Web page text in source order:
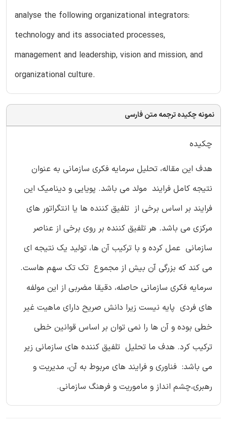
analyse the following organizational integrators:
technology and its associated processes,
management and leadership, vision and mission, and
organizational culture.
نمونه چکیده ترجمه متن فارسی
چکیده
هدف این مقاله، تحلیل سرمایه فکری سازمانی به عنوان
نتیجه کامل فرایند مولد می باشد. پویایی و دینامیک این
فرایند بر اساس برخی از تلفیق کننده ها یا انتگراتور های
مرکزی می باشد. هر تلفیق کننده بر روی برخی از عناصر
سازمانی عمل کرده و با ترکیب آن ها، تولید یک نتیجه ای
می کند که بزرگی آن بیش از مجموع تک تک سهم هاست.
سرمایه فکری سازمانی حاصله، دقیقا مضربی از این مولفه
های فردی پایه نیست زیرا دانش صریح دارای ماهیت غیر
خطی بوده و آن ها را نمی توان بر اساس قوانین خطی
ترکیب کرد. هدف ما تحلیل تلفیق کننده های سازمانی زیر
می باشد: فناوری و فرایند های مربوط به آن، مدیریت و
رهبری،چشم انداز و ماموریت و فرهنگ سازمانی.